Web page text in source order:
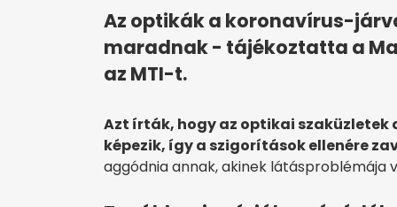
Az optikák a koronavírus-
maradnak - tájékoztatta a
az MTI-t.
Azt írták, hogy az optikai szaküzletek
képezik, így a szigorítások ellenére
aggódnia annak, akinek látásproblémája